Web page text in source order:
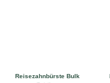
Reisezahnbürste Bulk